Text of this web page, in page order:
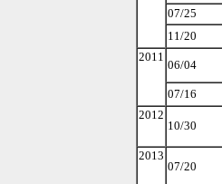
07/25
11/20
2011
06/04
07/16
2012
10/30
2013
07/20